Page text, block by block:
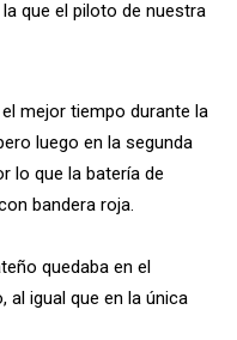
que el piloto de nuestra
mejor tiempo durante la
luego en la segunda
lo que la batería de
bandera roja.
quedaba en el
al igual que en la única